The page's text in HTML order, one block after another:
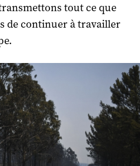
tout ce que
de continuer à travailler